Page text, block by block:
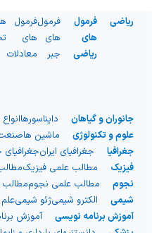
ریاضی
فرمول
های
ریاضی
فرمول
های
جبر
فرمول
های
معادلات
جانوران و گیاهان دایناسورها
علوم و تکنولوژی
ماشین ها
جغرافیا
جغرافیای ایران
فیزیک
مطالب علمی فیزیک
نجوم
مطالب علمی نجوم
شیمی
الکترو شیمیژئو شیمی
آموزش برنامه نویسی
آموزش